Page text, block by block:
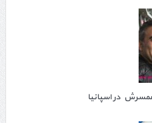
در اسپانیا